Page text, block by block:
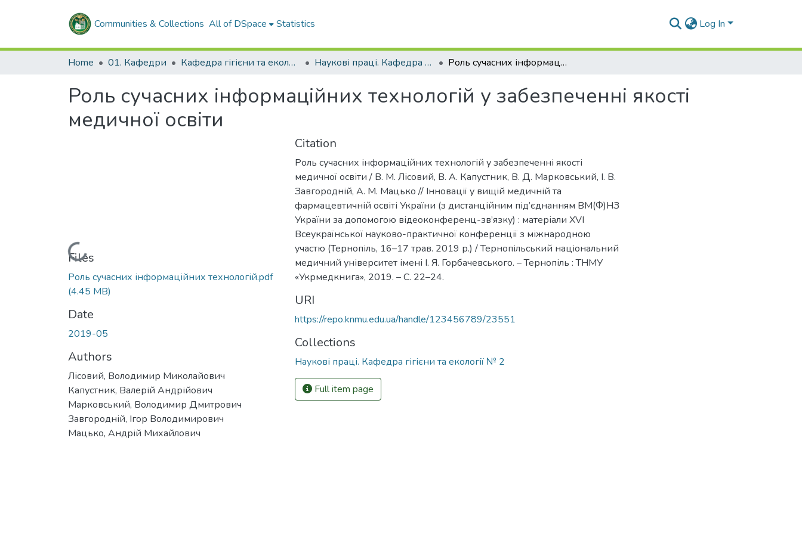
Communities & Collections All of DSpace Statistics Log In
Home 01. Кафедри Кафедра гігієни та екології № 2 Наукові праці. Кафедра гігієни та екології № 2 Роль сучасних інформаційних технологій у забезпеченні якості медичної освіти
Роль сучасних інформаційних технологій у забезпеченні якості
медичної освіти
Loading...
Files
Роль сучасних інформаційних технологій.pdf
(4.45 MB)
Date
2019-05
Authors
Лісовий, Володимир Миколайович
Капустник, Валерій Андрійович
Марковський, Володимир Дмитрович
Завгородній, Ігор Володимирович
Мацько, Андрій Михайлович
Citation
Роль сучасних інформаційних технологій у забезпеченні якості
медичної освіти / В. М. Лісовий, В. А. Капустник, В. Д. Марковський, І. В.
Завгородній, А. М. Мацько // Інновації у вищій медичній та
фармацевтичній освіті України (з дистанційним під’єднанням ВМ(Ф)НЗ
України за допомогою відеоконференц-зв’язку) : матеріали XVІ
Всеукраїнської науково-практичної конференції з міжнародною
участю (Тернопіль, 16–17 трав. 2019 р.) / Тернопільський національний
медичний університет імені І. Я. Горбачевського. – Тернопіль : ТНМУ
«Укрмедкнига», 2019. – С. 22–24.
URI
https://repo.knmu.edu.ua/handle/123456789/23551
Collections
Наукові праці. Кафедра гігієни та екології № 2
Full item page